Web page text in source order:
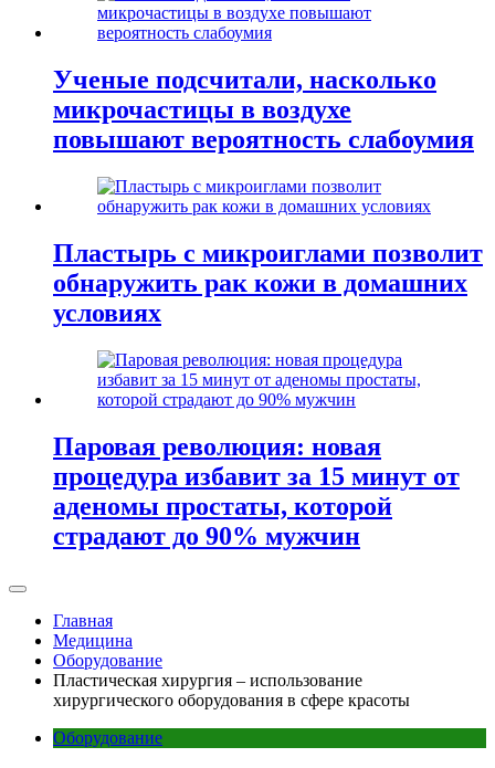
Ученые подсчитали, насколько
микрочастицы в воздухе
повышают вероятность слабоумия
Пластырь с микроиглами позволит
обнаружить рак кожи в домашних
условиях
Паровая революция: новая
процедура избавит за 15 минут от
аденомы простаты, которой
страдают до 90% мужчин
Главная
Медицина
Оборудование
Пластическая хирургия – использование
хирургического оборудования в сфере красоты
Оборудование